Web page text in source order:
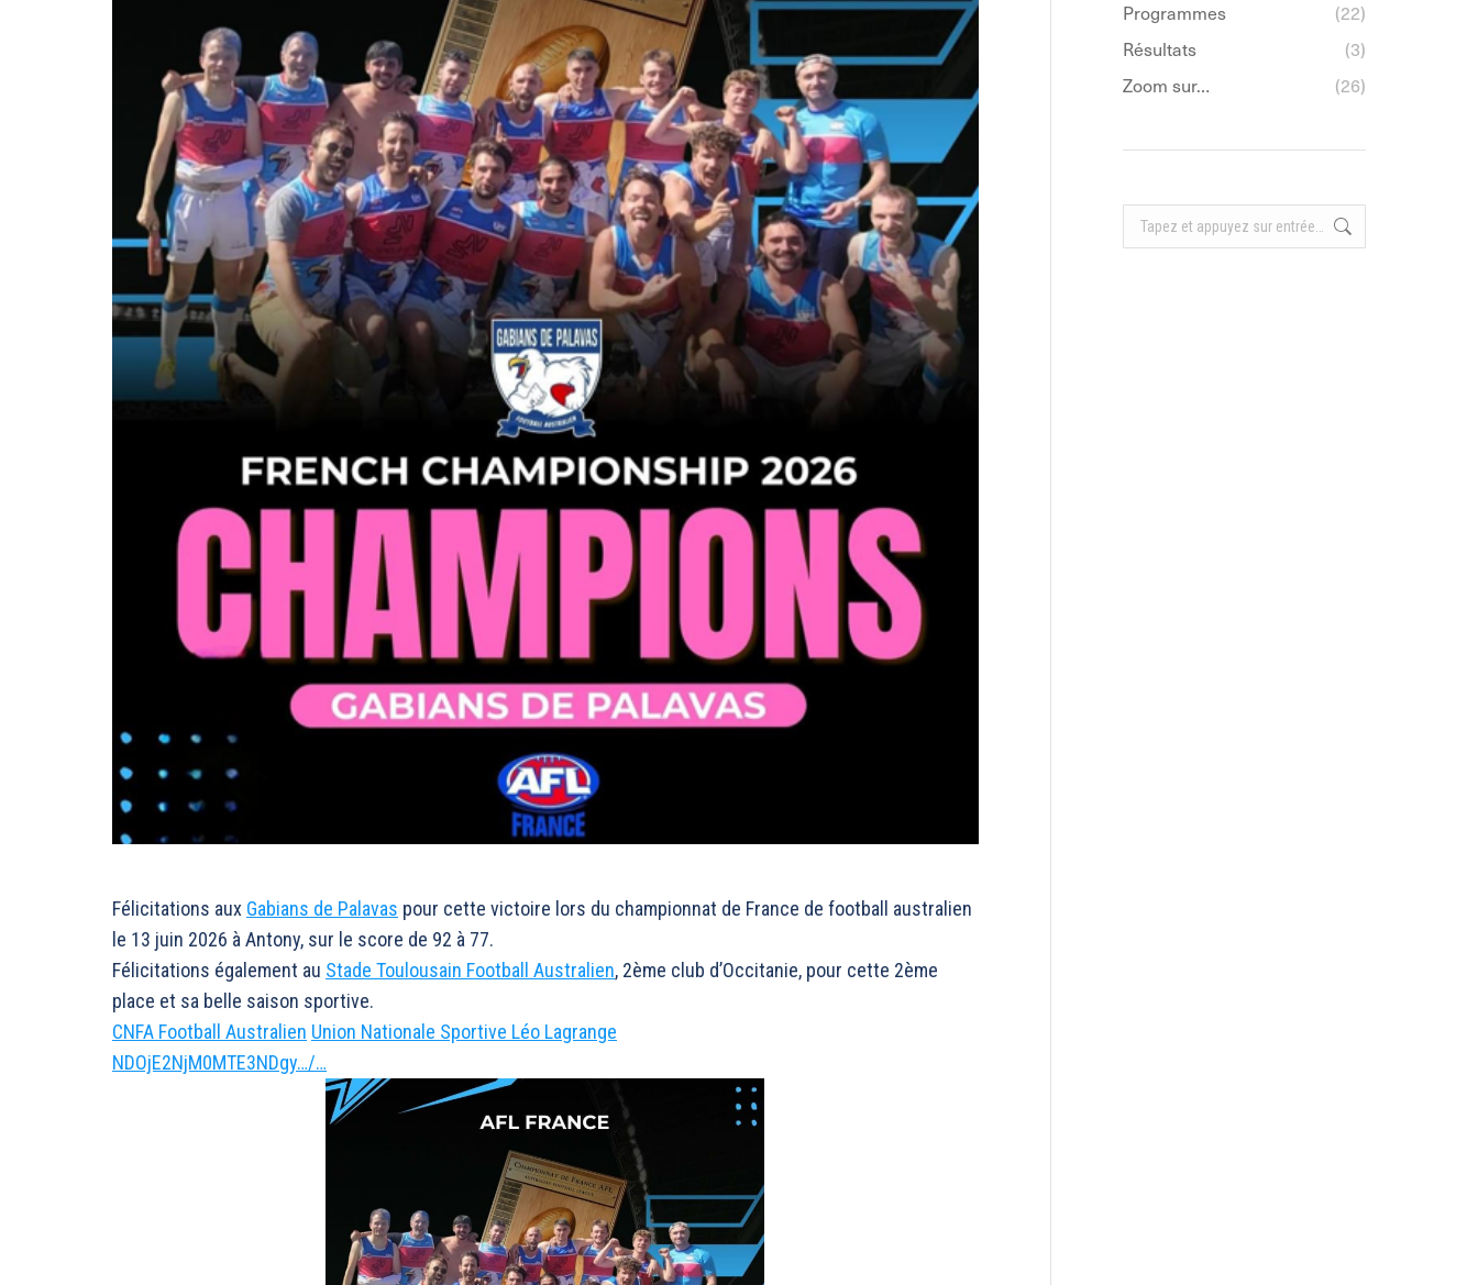
Félicitations aux Gabians de Palavas pour cette victoire lors du championnat de France de football australien
le 13 juin 2026 à Antony, sur le score de 92 à 77.
Félicitations également au Stade Toulousain Football Australien, 2ème club d’Occitanie, pour cette 2ème
place et sa belle saison sportive.
CNFA Football Australien Union Nationale Sportive Léo Lagrange
NDOjE2NjM0MTE3NDgy…/…
Programmes
(22)
Résultats
(3)
Zoom sur…
(26)
Recherche
: